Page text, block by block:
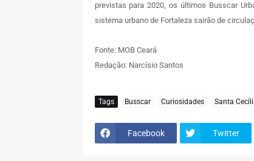
previstas para 2020, os últimos Busscar
sistema urbano de Fortaleza sairão de
Fonte: MOB Ceará
Redação: Narcísio Santos
Tags Busscar Curiosidades Santa
Facebook Twitter